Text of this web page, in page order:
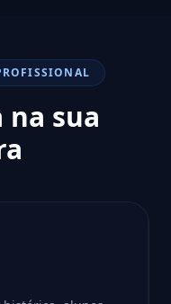
na sua